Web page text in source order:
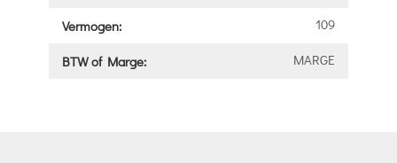
Vermogen: 109
BTW of Marge: MARGE